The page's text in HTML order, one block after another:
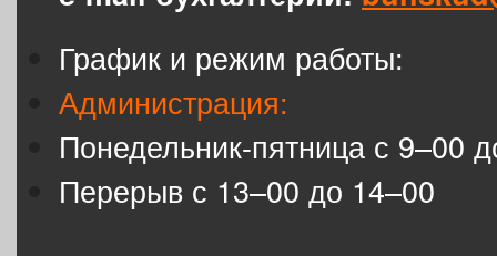
График и режим работы:
Администрация:
Понедельник-пятница с 9–00
Перерыв с 13–00 до 14–00